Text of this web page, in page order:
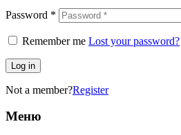
Password *
Remember me Lost your password?
Log in
Not a member?Register
Меню